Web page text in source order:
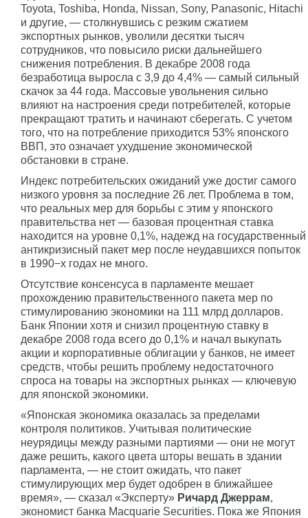
Toyota, Toshiba, Honda, Nissan, Sony, Panasonic, Hitachi
и другие, — столкнувшись с резким сжатием
экспортных рынков, уволили десятки тысяч
сотрудников, что повысило риски дальнейшего
снижения потребления. В декабре 2008 года
безработица выросла с 3,9 до 4,4% — самый сильный
скачок за 44 года. Массовые увольнения сильно
влияют на настроения среди потребителей, которые
прекращают тратить и начинают сберегать. С учетом
того, что на потребление приходится 53% японского
ВВП, это означает ухудшение экономической
обстановки в стране.
Индекс потребительских ожиданий уже достиг самого
низкого уровня за последние 26 лет. Проблема в том,
что реальных мер для борьбы с этим у японского
правительства нет — базовая процентная ставка
находится на уровне 0,1%, надежд на государственный
антикризисный пакет мер после неудавшихся попыток
в 1990−х годах не много.
Отсутствие консенсуса в парламенте мешает
прохождению правительственного пакета мер по
стимулированию экономики на 111 млрд долларов.
Банк Японии хотя и снизил процентную ставку в
декабре 2008 года всего до 0,1% и начал выкупать
акции и корпоративные облигации у банков, не имеет
средств, чтобы решить проблему недостаточного
спроса на товары на экспортных рынках — ключевую
для японской экономики.
«Японская экономика оказалась за пределами
контроля политиков. Учитывая политические
неурядицы между разными партиями — они не могут
даже решить, какого цвета шторы вешать в здании
парламента, — не стоит ожидать, что пакет
стимулирующих мер будет одобрен в ближайшее
время», — сказал «Эксперту» Ричард Джеррам,
экономист банка Macquarie Securities. Пока же Япония